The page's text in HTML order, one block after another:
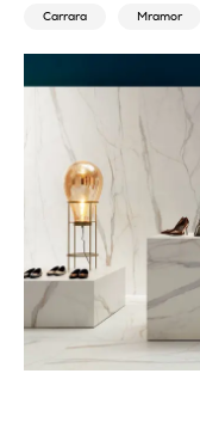
Carrara Mramor